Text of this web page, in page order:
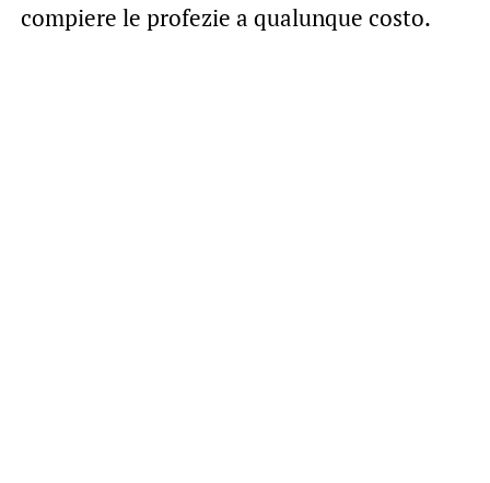
compiere le profezie a qualunque costo.